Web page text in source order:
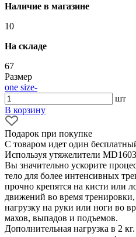
Наличие в магазине
10
На складе
67
Размер
one size-
шт
В корзину
Подарок при покупке
С товаром идет один
Используя утяжелители
Вы значительно ускорите
тело для более интенсивных
прочно крепятся на кисти или
движений во время
нагрузку на руки или ноги во
махов, выпадов и подъемов.
Дополнительная нагрузка в 2